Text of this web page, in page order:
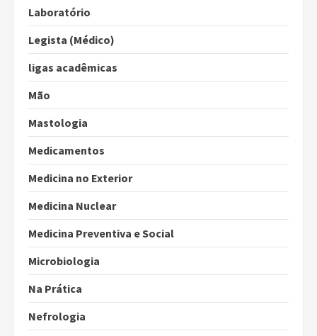
Laboratório
Legista (Médico)
ligas acadêmicas
Mão
Mastologia
Medicamentos
Medicina no Exterior
Medicina Nuclear
Medicina Preventiva e Social
Microbiologia
Na Prática
Nefrologia